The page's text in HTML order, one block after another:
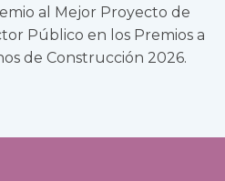
al Mejor Proyecto de
Público en los Premios a
de Construcción 2026.